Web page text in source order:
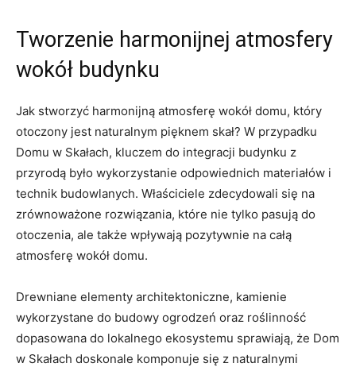
Tworzenie harmonijnej ⁤atmosfery
wokół budynku
Jak stworzyć harmonijną atmosferę‍ wokół domu, który​
otoczony jest naturalnym pięknem ⁤skał? W przypadku⁣
Domu w Skałach, ⁣kluczem do ‍integracji ⁣budynku z
przyrodą było wykorzystanie odpowiednich materiałów⁤ i⁢
technik budowlanych. Właściciele​ zdecydowali się na
zrównoważone rozwiązania,⁣ które nie tylko pasują do
otoczenia, ale także wpływają pozytywnie na całą
atmosferę wokół domu.
Drewniane elementy‌ architektoniczne, kamienie
wykorzystane do budowy ogrodzeń ‌oraz roślinność​
dopasowana ⁣do lokalnego⁤ ekosystemu⁣ sprawiają, że ​Dom⁤
w Skałach doskonale komponuje się‌ z naturalnymi